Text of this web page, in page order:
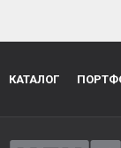
КАТАЛОГ